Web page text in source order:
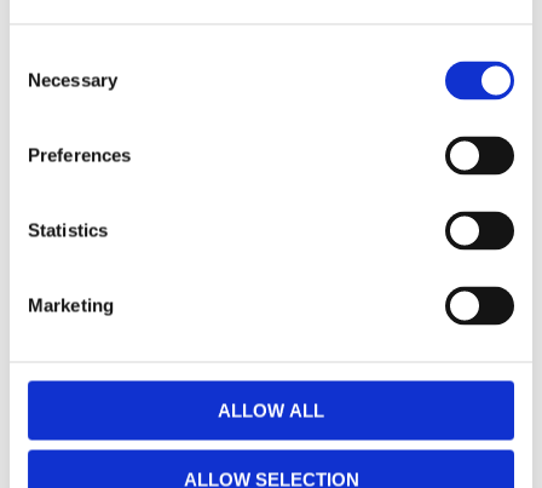
Necessary
Preferences
Statistics
Marketing
ALLOW ALL
ALLOW SELECTION
70-E84 4-SP B.T. KICKSTART.
65-69 B.T. (KICKSTART)